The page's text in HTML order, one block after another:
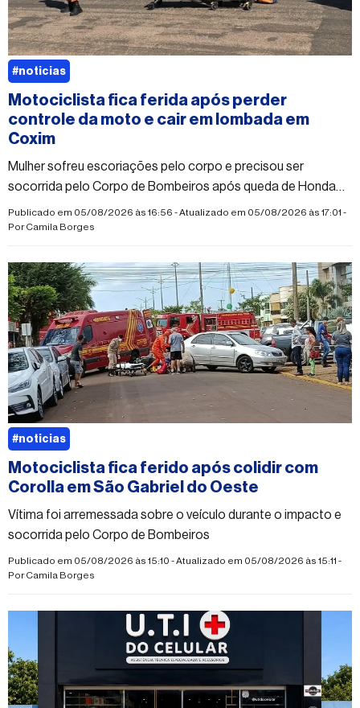
Motociclista fica ferida após perder
controle da moto e cair em lombada em
Coxim
Mulher sofreu escoriações pelo corpo e precisou ser
socorrida pelo Corpo de Bombeiros após queda de Honda
Biz; vítima teria desmaiado após o acidente
Publicado em 05/08/2026 às 16:56 - Atualizado em 05/08/2026 às 17:01 -
PorCamila Borges
#noticias
Motociclista fica ferido após colidir com
Corolla em São Gabriel do Oeste
Vítima foi arremessada sobre o veículo durante o impacto e
socorrida pelo Corpo de Bombeiros
Publicado em 05/08/2026 às 15:10 - Atualizado em 05/08/2026 às 15:11 -
PorCamila Borges
#noticias